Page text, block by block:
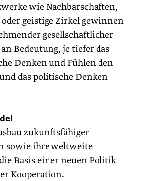
wie Nachbarschaften,
geistige Zirkel gewinnen
gesellschaftlicher
Bedeutung, je tiefer das
Denken und Fühlen den
das politische Denken
zukunftsfähiger
sowie ihre weltweite
Basis einer neuen Politik
Kooperation.